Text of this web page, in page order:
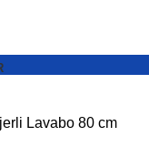
Lavabo 80 cm